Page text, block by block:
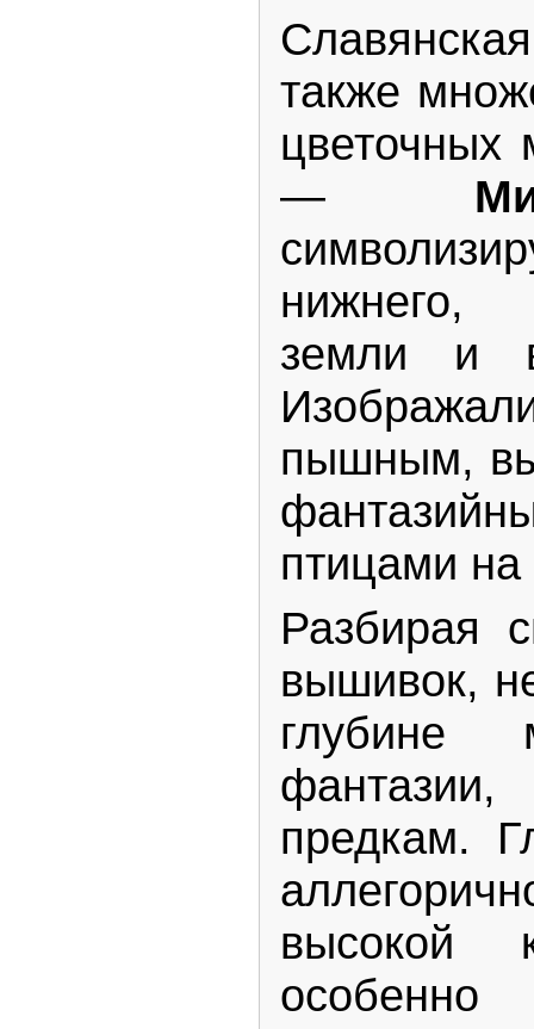
также
цветочных
—
нижнего,
земли и
пышным,
птицами на
Разбирая
вышивок,
предкам.
высокой